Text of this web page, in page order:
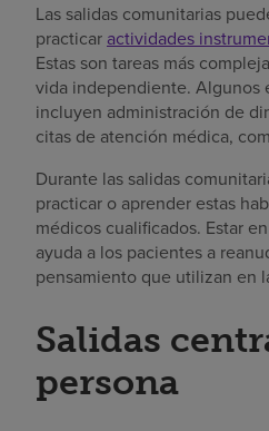
Las salidas comunitarias
practicar actividades
Estas son tareas más
vida independiente. Algunos
incluyen administración de
citas de atención médica,
Durante las salidas
practicar o aprender estas
médicos cualificados. Estar
ayuda a los pacientes a
pensamiento que utilizan en
Salidas
persona